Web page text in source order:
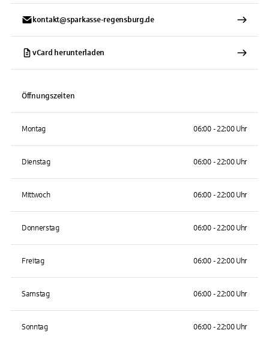
kontakt@sparkasse-regensburg.de
vCard herunterladen
Öffnungszeiten
Montag 06:00 - 22:00 Uhr
Dienstag 06:00 - 22:00 Uhr
Mittwoch 06:00 - 22:00 Uhr
Donnerstag 06:00 - 22:00 Uhr
Freitag 06:00 - 22:00 Uhr
Samstag 06:00 - 22:00 Uhr
Sonntag 06:00 - 22:00 Uhr